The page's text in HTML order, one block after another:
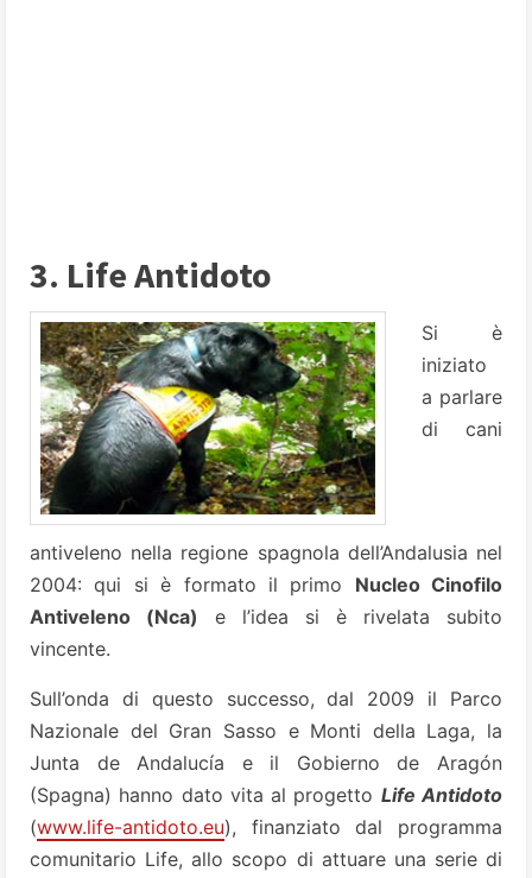
3. Life Antidoto
Si è
iniziato
a parlare
di cani
antiveleno nella regione spagnola dell’Andalusia nel
2004: qui si è formato il primo Nucleo Cinofilo
Antiveleno (Nca) e l’idea si è rivelata subito
vincente.
Sull’onda di questo successo, dal 2009 il Parco
Nazionale del Gran Sasso e Monti della Laga, la
Junta de Andalucía e il Gobierno de Aragón
(Spagna) hanno dato vita al progetto Life Antidoto
(www.life-antidoto.eu), finanziato dal programma
comunitario Life, allo scopo di attuare una serie di